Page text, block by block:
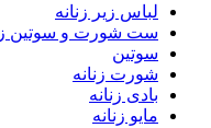
لباس زیر زنانه
ست شورت و سوتین زنانه
سوتین
شورت زنانه
بادی زنانه
مایو زنانه